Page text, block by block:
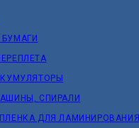
СПИРАЛИ
ДЛЯ ЛАМИНИРОВАНИЯ